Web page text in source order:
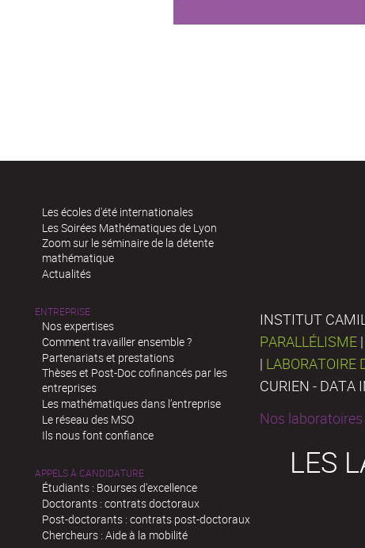
Les écoles d'été internationales
Les Soirées Mathématiques de Lyon
Zoom sur le séminaire de la détente
mathématique
Actualités
ENTREPRISE
Nos expertises
Comment travailler ensemble ?
Partenariats et prestations
Thèses et Post-Doc cofinancés par les
entreprises
Les mathématiques dans l’entreprise
Le réseau des MSO
Ils nous font confiance
APPELS À CANDIDATURE
Étudiants : Bourses d'excellence
Doctorants : contrats doctoraux
Post-doctorants : contrats post-doctoraux
Chercheurs : Aide à la mobilité
INSTITUT
PARALLÉLISME
| LABORATOIRE
CURIEN - DATA
Nos
LES